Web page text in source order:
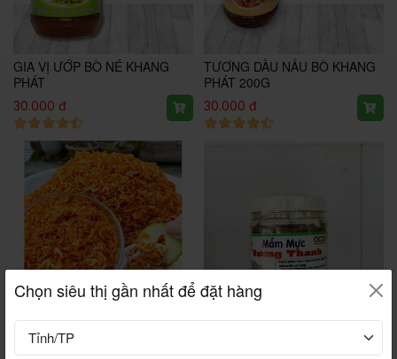
GIA VỊ ƯỚP BÒ NÉ KHANG
PHÁT
30.000 đ
TƯƠNG DẦU NẤU BÒ KHANG
PHÁT 200G
30.000 đ
Ruốc Sấy Lá Chanh - Hương
Thanh 150g
Chọn siêu thị gần nhất để đặt hàng